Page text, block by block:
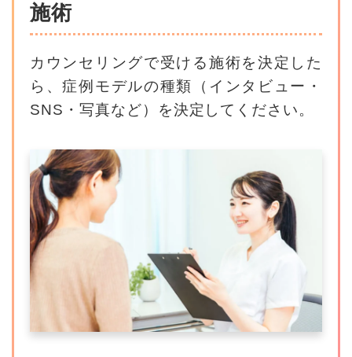
施術
カウンセリングで受ける施術を決定した
ら、症例モデルの種類（インタビュー・
SNS・写真など）を決定してください。